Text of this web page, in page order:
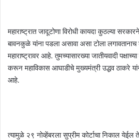
महाराष्ट्रात जादूटोणा विरोधी कायदा कुठल्या
बावनकुळे यांना पडला असावा असा टोला
महाराष्ट्रावर आहे. तुमच्यासारख्या जातीयवादी
करून महाविकास आघाडीचे मुख्यमंत्री उद्धव ठाकरे
आहे.
त्यामुळे २९ नोव्हेंबरला सुप्रीम कोर्टाचा निकाल येईल